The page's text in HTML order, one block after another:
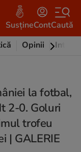
SusțineContCaută
Opinii
la fotbal,
2-0. Goluri
trofeu
| GALERIE